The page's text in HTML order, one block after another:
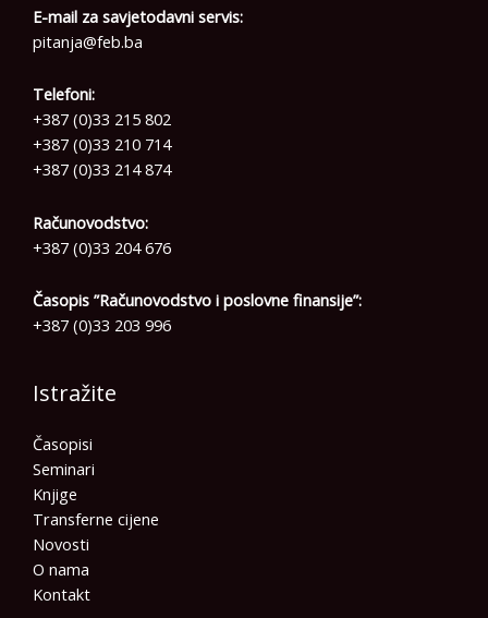
E-mail za savjetodavni servis:
pitanja@feb.ba
Telefoni:
+387 (0)33 215 802
+387 (0)33 210 714
+387 (0)33 214 874
Računovodstvo:
+387 (0)33 204 676
Časopis ”Računovodstvo i poslovne finansije”:
+387 (0)33 203 996
Istražite
Časopisi
Seminari
Knjige
Transferne cijene
Novosti
O nama
Kontakt